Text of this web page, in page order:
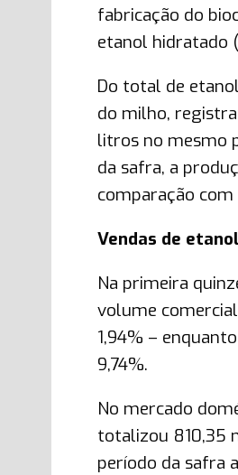
fabricação do
etanol hidratado
Do total de
do milho,
litros no mesmo
da safra, a
comparação
Vendas de etanol
Na primeira
volume
1,94% –
9,74%.
No mercado
totalizou 810,35
período da safra